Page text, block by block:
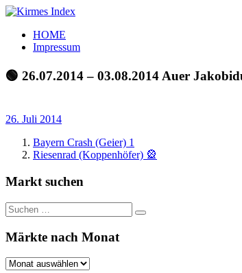
Zum
springen
Kirmes
Index
Tourpläne
der
letzten
HOME
Impressum
🟢 26.07.2014 – 03.08.2014 Auer
26. Juli 2014
Bayern Crash (Geier) 1
Riesenrad (Koppenhöfer) 🎡
Markt suchen
Suchen
nach:
Suchen
Märkte nach Monat
Märkte